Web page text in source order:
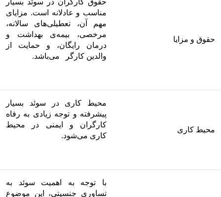
حقوق و مزایا
حقوق کارگران در سوئد بسیار
مناسب و عادلانه است. مزایای
مهم آن، تعطیلی‌های سالانه،
مرخصی، بیمه‌ی بهداشت و
درمان رایگان، و حمایت از
والدین کارگر می‌باشد.
محیط کاری
محیط کاری در سوئد بسیار
پیشرفته و توجه زیادی به رفاه
کارگران و ایمنی در محیط
کاری می‌شود.
با توجه به اهمیت سوئد به
تساوری جنسیتی، این موضوع